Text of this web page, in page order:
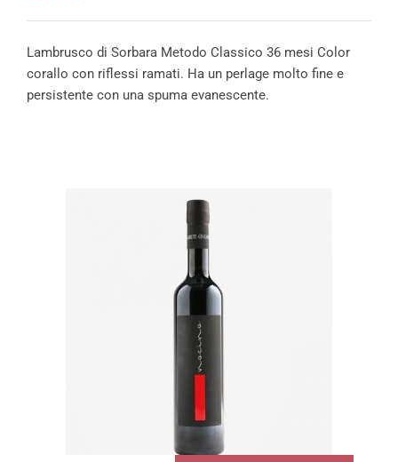
Lambrusco di Sorbara Metodo Classico 36 mesi Color
corallo con riflessi ramati. Ha un perlage molto fine e
persistente con una spuma evanescente.